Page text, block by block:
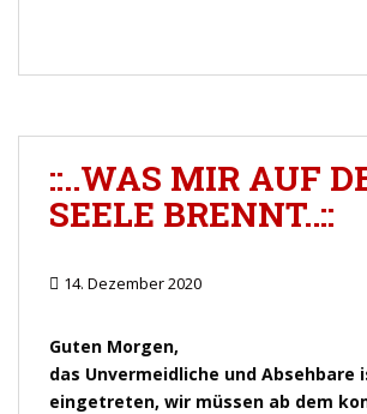
::..WAS MIR AUF
SEELE BRENNT..::
14. Dezember 2020
Guten Morgen,
das Unvermeidliche und Absehbare
eingetreten, wir müssen ab dem